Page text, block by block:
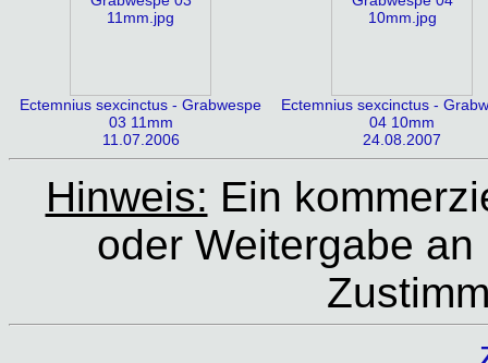
Ectemnius sexcinctus - Grabwespe
03 11mm
11.07.2006
Ectemnius sexcinctus -
04 10mm
24.08.2007
Hinweis: Ein
oder Weitergabe